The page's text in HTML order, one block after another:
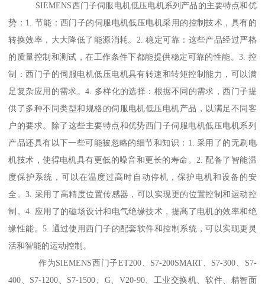
SIEMENS西门子伺服电机低压电机系列产品的主要特点和优
势：1. 节能：西门子的伺服电机低压电机采用的控制技术，具有的
转换效率，大大降低了能源消耗。2. 稳定可靠：这些产品经过严格
的质量控制和测试，在工作条件下都能提供稳定可靠的性能。3. 控
制：西门子的伺服电机低压电机具有转速和转矩控制能力，可以满
足复杂应用的需求。4. 多样化的选择：根据不同的需求，西门子提
供了多种不同类型和规格的伺服电机低压电机产品，以满足不同客
户的要求。除了这些主要特点和优势西门子伺服电机低压电机系列
产品还具有以下一些可能被忽略的细节和知识：1. 采用了的无刷电
机技术，使得电机具有更低的噪音和更长的寿命。2. 配备了智能温
度保护系统，可以在温度过高时自动停机，保护电机和设备的安
全。3. 采用了高精度位置传感器，可以实现更的位置控制和运动控
制。4. 应用了的磁场设计和电气绝缘技术，提髙了电机的效率和绝
缘性能。5. 通过使用西门子的配套软件和控制系统，可以实现更灵
活和智能的运动控制。
作为SIEMENS西门子ET200、S7-200SMART、S7-300、S7-
400、S7-1200、S7-1500、G、V20-90、工业交换机、软件、精智面